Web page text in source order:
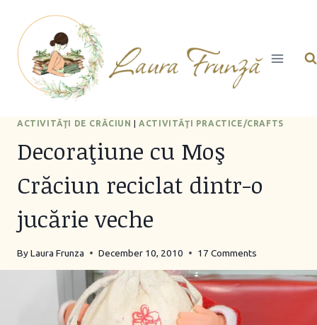
content
ACTIVITĂŢI DE CRĂCIUN |ACTIVITĂŢI PRACTICE/CRAFTS
Decoraţiune cu Moş
Crăciun reciclat dintr-o
jucărie veche
ByLaura Frunza December 10, 2010 17 Comments